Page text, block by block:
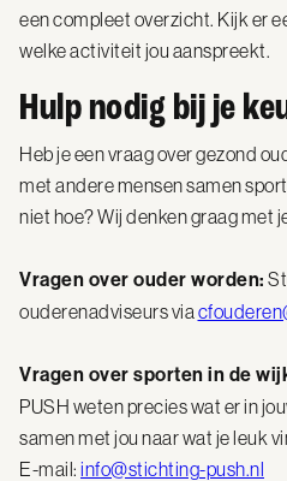
een compleet overzicht. Kijk er
welke activiteit jou aanspreekt.
Hulp nodig bij je
Heb je een vraag over gezond
met andere mensen samen
niet hoe? Wij denken graag met
Vragen over ouder worden:
ouderenadviseurs via
Vragen over sporten in de
PUSH weten precies wat er in
samen met jou naar wat je leuk
E-mail: info@stichting-push.nl